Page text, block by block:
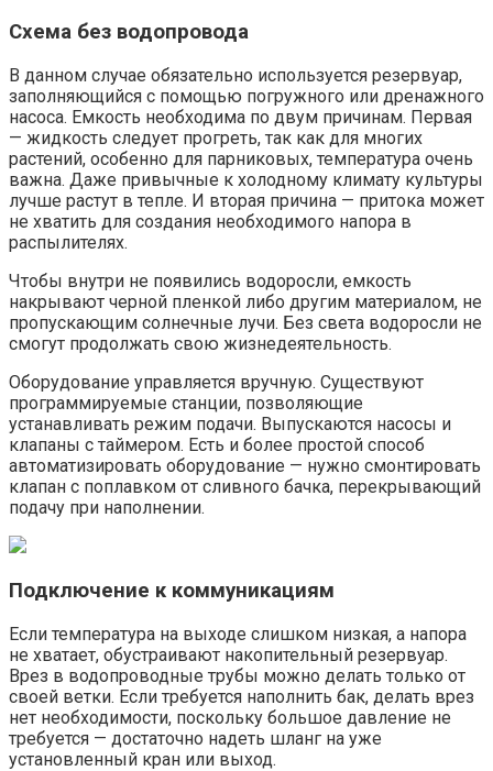
Схема без водопровода
В данном случае обязательно используется резервуар,
заполняющийся с помощью погружного или дренажного
насоса. Емкость необходима по двум причинам. Первая
— жидкость следует прогреть, так как для многих
растений, особенно для парниковых, температура очень
важна. Даже привычные к холодному климату культуры
лучше растут в тепле. И вторая причина — притока может
не хватить для создания необходимого напора в
распылителях.
Чтобы внутри не появились водоросли, емкость
накрывают черной пленкой либо другим материалом, не
пропускающим солнечные лучи. Без света водоросли не
смогут продолжать свою жизнедеятельность.
Оборудование управляется вручную. Существуют
программируемые станции, позволяющие
устанавливать режим подачи. Выпускаются насосы и
клапаны с таймером. Есть и более простой способ
автоматизировать оборудование — нужно смонтировать
клапан с поплавком от сливного бачка, перекрывающий
подачу при наполнении.
Подключение к коммуникациям
Если температура на выходе слишком низкая, а напора
не хватает, обустраивают накопительный резервуар.
Врез в водопроводные трубы можно делать только от
своей ветки. Если требуется наполнить бак, делать врез
нет необходимости, поскольку большое давление не
требуется — достаточно надеть шланг на уже
установленный кран или выход.